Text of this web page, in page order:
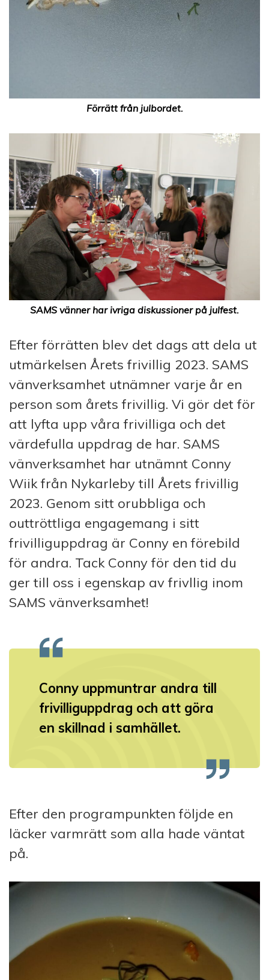
Förrätt från julbordet.
SAMS vänner har ivriga diskussioner på julfest.
Efter förrätten blev det dags att dela ut
utmärkelsen Årets frivillig 2023. SAMS
vänverksamhet utnämner varje år en
person som årets frivillig. Vi gör det för
att lyfta upp våra frivilliga och det
värdefulla uppdrag de har. SAMS
vänverksamhet har utnämnt Conny
Wiik från Nykarleby till Årets frivillig
2023. Genom sitt orubbliga och
outtröttliga engagemang i sitt
frivilliguppdrag är Conny en förebild
för andra. Tack Conny för den tid du
ger till oss i egenskap av frivllig inom
SAMS vänverksamhet!
Conny uppmuntrar andra till
frivilliguppdrag och att göra
en skillnad i samhället.
Efter den programpunkten följde en
läcker varmrätt som alla hade väntat
på.